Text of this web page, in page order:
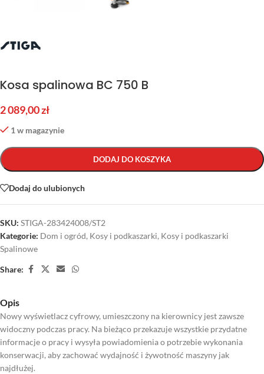
Kosa spalinowa BC 750 B
2 089,00zł
1 w magazynie
DODAJ DO KOSZYKA
Dodaj do ulubionych
SKU: STIGA-283424008/ST2
Kategorie: Dom i ogród, Kosy i podkaszarki, Kosy i podkaszarki
Spalinowe
Share:
Opis
Nowy wyświetlacz cyfrowy, umieszczony na kierownicy jest zawsze
widoczny podczas pracy. Na bieżąco przekazuje wszystkie przydatne
informacje o pracy i wysyła powiadomienia o potrzebie wykonania
konserwacji, aby zachować wydajność i żywotność maszyny jak
najdłużej.